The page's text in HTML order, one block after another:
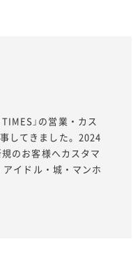
」の営業・カス
してきました。2024
のお客様へカスタマ
イドル・城・マンホ